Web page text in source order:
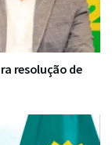
resolução de